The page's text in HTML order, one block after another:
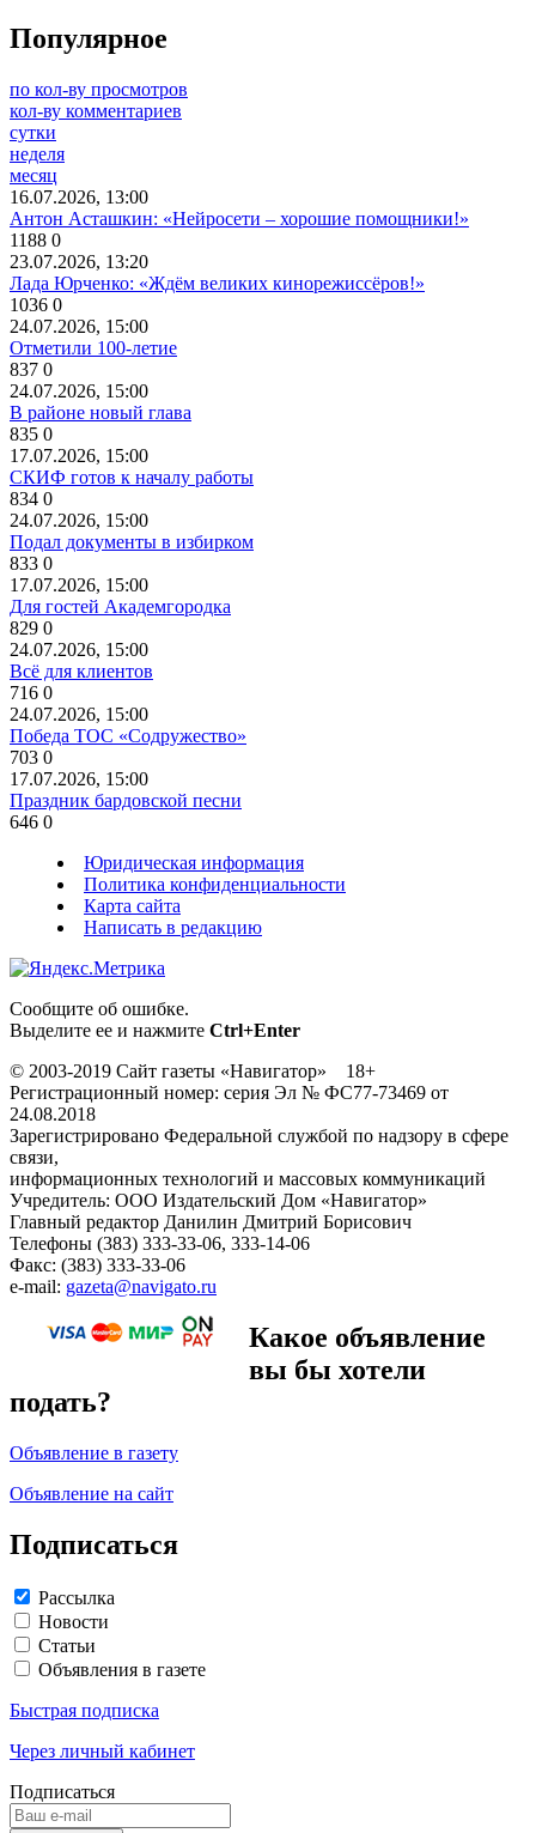
Популярное
по кол-ву просмотров
кол-ву комментариев
сутки
неделя
месяц
16.07.2026, 13:00
Антон Асташкин: «Нейросети – хорошие помощники!»
1188 0
23.07.2026, 13:20
Лада Юрченко: «Ждём великих кинорежиссёров!»
1036 0
24.07.2026, 15:00
Отметили 100-летие
837 0
24.07.2026, 15:00
В районе новый глава
835 0
17.07.2026, 15:00
СКИФ готов к началу работы
834 0
24.07.2026, 15:00
Подал документы в избирком
833 0
17.07.2026, 15:00
Для гостей Академгородка
829 0
24.07.2026, 15:00
Всё для клиентов
716 0
24.07.2026, 15:00
Победа ТОС «Содружество»
703 0
17.07.2026, 15:00
Праздник бардовской песни
646 0
Юридическая информация
Политика конфиденциальности
Карта сайта
Написать в редакцию
Сообщите об ошибке.
Выделите ее и нажмите Ctrl+Enter
© 2003-2019 Сайт газеты «Навигатор» 18+
Регистрационный номер: серия Эл № ФС77-73469 от
24.08.2018
Зарегистрировано Федеральной службой по надзору в сфере
связи,
информационных технологий и массовых коммуникаций
Учредитель: ООО Издательский Дом «Навигатор»
Главный редактор Данилин Дмитрий Борисович
Телефоны (383) 333-33-06, 333-14-06
Факс: (383) 333-33-06
e-mail: gazeta@navigato.ru
Какое объявление
вы бы хотели
подать?
Объявление в газету
Объявление на сайт
Подписаться
Рассылка
Новости
Статьи
Объявления в газете
Быстрая подписка
Через личный кабинет
Подписаться